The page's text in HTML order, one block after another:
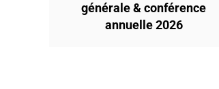
générale & conférence
annuelle 2026